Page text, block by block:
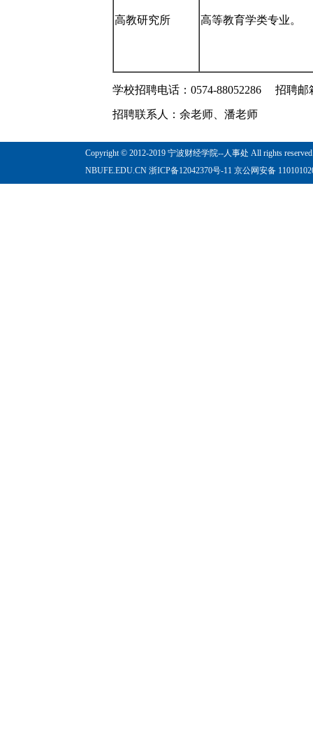
高教研究所 高等教育学类专业。
学校招聘电话：0574-88052286 招聘邮
招聘联系人：余老师、潘老师